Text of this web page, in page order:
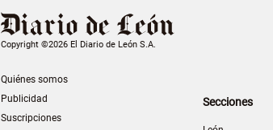
Copyright ©2026 El Diario de León S.A.
Quiénes somos
Publicidad
Suscripciones
Secciones